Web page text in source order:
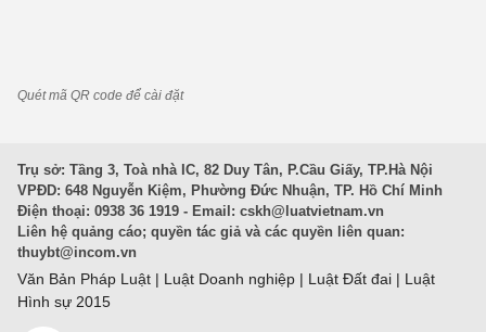
Quét mã QR code để cài đặt
Trụ sở: Tầng 3, Toà nhà IC, 82 Duy Tân, P.Cầu Giấy, TP.Hà Nội
VPĐD: 648 Nguyễn Kiệm, Phường Đức Nhuận, TP. Hồ Chí Minh
Điện thoại: 0938 36 1919 - Email: cskh@luatvietnam.vn
Liên hệ quảng cáo; quyền tác giả và các quyền liên quan:
thuybt@incom.vn
Văn Bản Pháp Luật | Luật Doanh nghiệp | Luật Đất đai | Luật
Hình sự 2015